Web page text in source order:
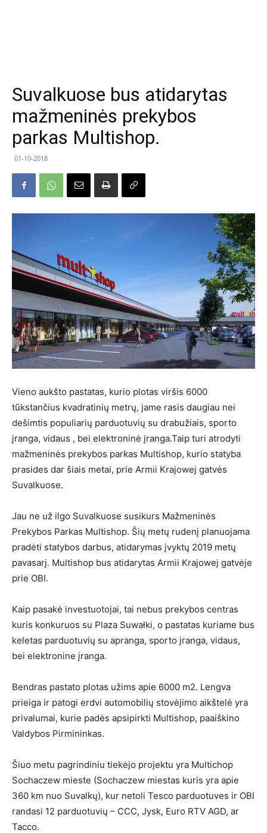
Suvalkuose bus atidarytas
mažmeninės prekybos
parkas Multishop.
01-10-2018
Vieno aukšto pastatas, kurio plotas viršis 6000
tūkstančius kvadratinių metrų, jame rasis daugiau nei
dešimtis populiarių parduotuvių su drabužiais, sporto
įranga, vidaus , bei elektroninė įranga.Taip turi atrodyti
mažmeninės prekybos parkas Multishop, kurio statyba
prasides dar šiais metai, prie Armii Krajowej gatvės
Suvalkuose.
Jau ne už ilgo Suvalkuose susikurs Mažmeninės
Prekybos Parkas Multishop. Šių metų rudenį planuojama
pradėti statybos darbus, atidarymas įvyktų 2019 metų
pavasarį. Multishop bus atidarytas Armii Krajowej gatvėje
prie OBI.
Kaip pasakė investuotojai, tai nebus prekybos centras
kuris konkuruos su Plaza Suwałki, o pastatas kuriame bus
keletas parduotuvių su apranga, sporto įranga, vidaus,
bei elektronine įranga.
Bendras pastato plotas užims apie 6000 m2. Lengva
prieiga ir patogi erdvi automobilių stovėjimo aikštelė yra
privalumai, kurie padės apsipirkti Multishop, paaiškino
Valdybos Pirmininkas.
Šiuo metu pagrindiniu tiekėjo projektu yra Multichop
Sochaczew mieste (Sochaczew miestas kuris yra apie
360 km nuo Suvalkų), kur netoli Tesco parduotuves ir OBI
randasi 12 parduotuvių – CCC, Jysk, Euro RTV AGD, ar
Tacco.